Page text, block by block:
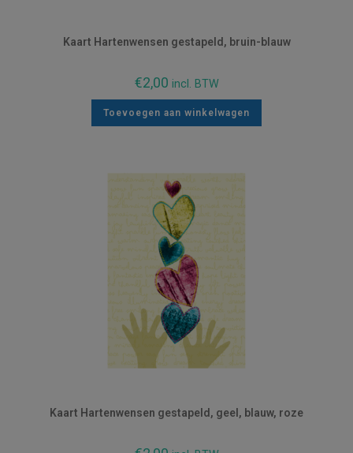
Kaart Hartenwensen gestapeld, bruin-blauw
€2,00 incl. BTW
Toevoegen aan winkelwagen
Kaart Hartenwensen gestapeld, geel, blauw, roze